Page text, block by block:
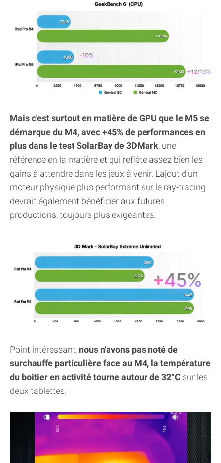
Mais c'est surtout en matière de GPU que le M5 se
démarque du M4, avec +45% de performances en
plus dans le test SolarBay de 3DMark, une
référence en la matière et qui reflète assez bien les
gains à attendre dans les jeux à venir. L'ajout d'un
moteur physique plus performant sur le ray-tracing
devrait également bénéficier aux futures
productions, toujours plus exigeantes.
Point intéressant, nous n'avons pas noté de
surchauffe particulière face au M4, la température
du boitier en activité tourne autour de 32°C sur les
deux tablettes.